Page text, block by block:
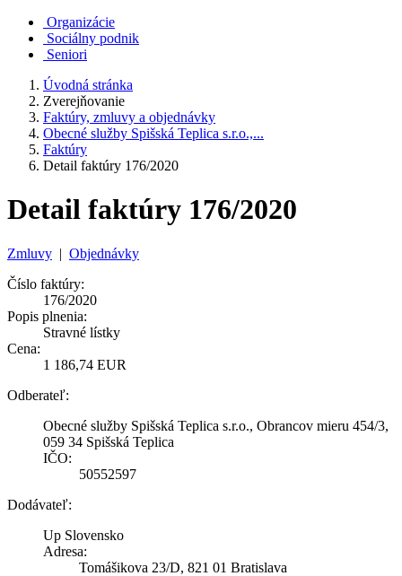
Organizácie
Sociálny podnik
Seniori
Úvodná stránka
Zverejňovanie
Faktúry, zmluvy a objednávky
Obecné služby Spišská Teplica s.r.o.,...
Faktúry
Detail faktúry 176/2020
Detail faktúry 176/2020
Zmluvy | Objednávky
Číslo faktúry:
176/2020
Popis plnenia:
Stravné lístky
Cena:
1 186,74 EUR
Odberateľ:
Obecné služby Spišská Teplica s.r.o., Obrancov mieru 454/3,
059 34 Spišská Teplica
IČO:
50552597
Dodávateľ:
Up Slovensko
Adresa:
Tomášikova 23/D, 821 01 Bratislava